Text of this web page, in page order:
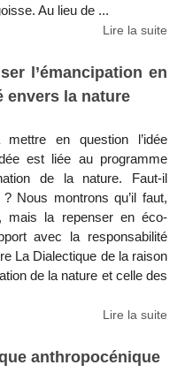
Au lieu de ...
Lire la suite
l’émancipation en
envers la nature
mettre en question l’idée
est liée au programme
de la nature. Faut-il
? Nous montrons qu’il faut,
mais la repenser en éco-
avec la responsabilité
La Dialectique de la raison
de la nature et celle des
Lire la suite
anthropocénique